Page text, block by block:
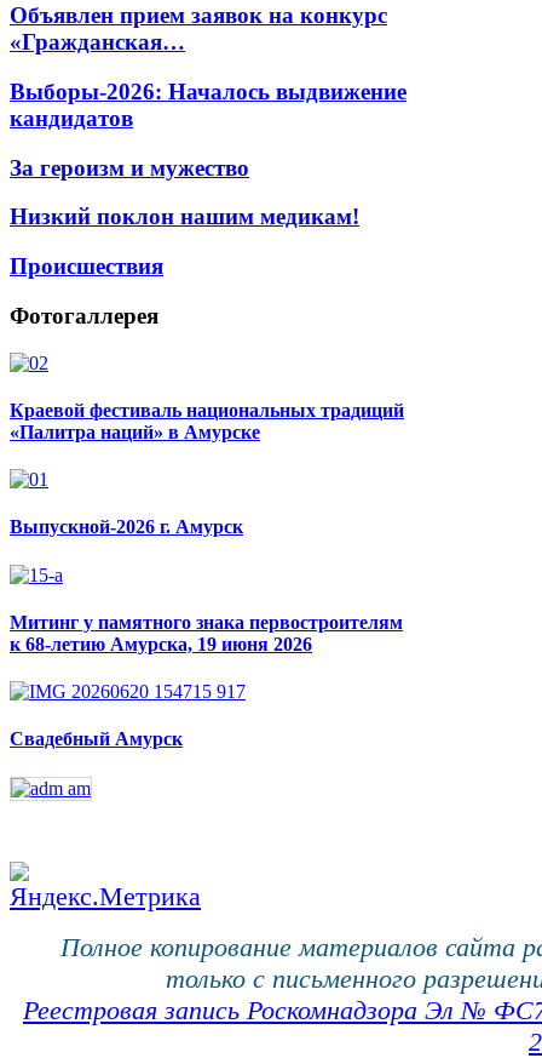
Объявлен прием заявок на конкурс
«Гражданская…
Выборы-2026: Началось выдвижение
кандидатов
За героизм и мужество
Низкий поклон нашим медикам!
Происшествия
Фотогаллерея
Краевой фестиваль национальных традиций
«Палитра наций» в Амурске
Выпускной-2026 г. Амурск
Митинг у памятного знака первостроителям
к 68-летию Амурска, 19 июня 2026
Свадебный Амурск
Полное копирование материалов сайта
только с письменного
Реестровая запись Роскомнадзора Эл №